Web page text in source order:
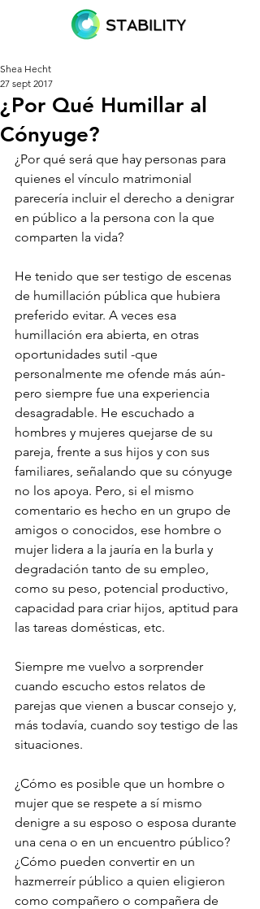
¿Por Qué Humillar al
Cónyuge?
Shea Hecht
27 sept 2017
¿Por qué será que hay personas para
quienes el vínculo matrimonial
parecería incluir el derecho a denigrar
en público a la persona con la que
comparten la vida?
He tenido que ser testigo de escenas
de humillación pública que hubiera
preferido evitar. A veces esa
humillación era abierta, en otras
oportunidades sutil -que
personalmente me ofende más aún-
pero siempre fue una experiencia
desagradable. He escuchado a
hombres y mujeres quejarse de su
pareja, frente a sus hijos y con sus
familiares, señalando que su cónyuge
no los apoya. Pero, si el mismo
comentario es hecho en un grupo de
amigos o conocidos, ese hombre o
mujer lidera a la jauría en la burla y
degradación tanto de su empleo,
como su peso, potencial productivo,
capacidad para criar hijos, aptitud para
las tareas domésticas, etc.
Siempre me vuelvo a sorprender
cuando escucho estos relatos de
parejas que vienen a buscar consejo y,
más todavía, cuando soy testigo de las
situaciones.
¿Cómo es posible que un hombre o
mujer que se respete a sí mismo
denigre a su esposo o esposa durante
una cena o en un encuentro público?
¿Cómo pueden convertir en un
hazmerreír público a quien eligieron
como compañero o compañera de